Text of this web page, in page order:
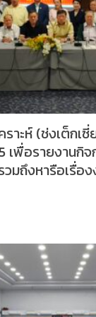
าะห์ (ช่งเต็กเ
เพื่อรายงานกิ
มถึงหารือเรื่อ